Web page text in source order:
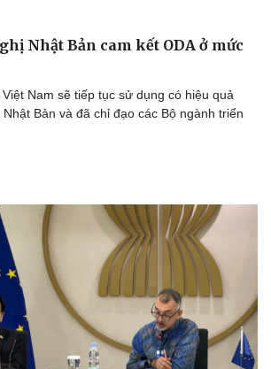
Nhật Bản và đã chỉ đạo các Bộ ngành triển